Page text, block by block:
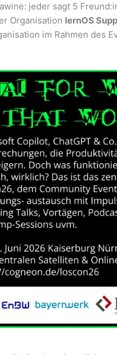
jeder sagt 5
Organisation lernOS
im Rahmen des